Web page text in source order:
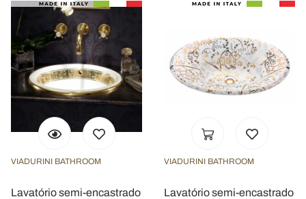
VIADURINI BATHROOM
Lavatório semi-encastrado
VIADURINI BATHROOM
Lavatório semi-encastrado